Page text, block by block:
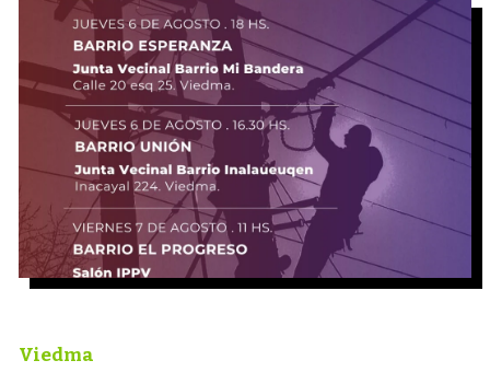
Viedma